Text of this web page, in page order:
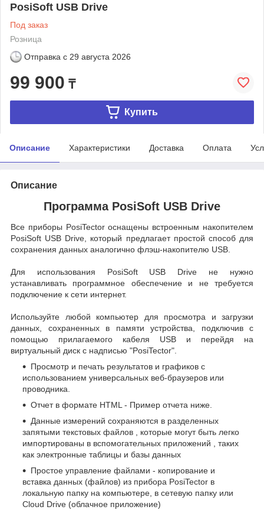
PosiSoft USB Drive
Под заказ
Розница
Отправка с 29 августа 2026
99 900 ₸
Купить
Описание Характеристики Доставка Оплата
Описание
Программа PosiSoft USB Drive
Все приборы PosiTector оснащены встроенным накопителем
PosiSoft USB Drive, который предлагает простой способ для
сохранения данных аналогично флэш-накопителю USB.
Для использования PosiSoft USB Drive не нужно
устанавливать программное обеспечение и не требуется
подключение к сети интернет.
Используйте любой компьютер для просмотра и загрузки
данных, сохраненных в памяти устройства, подключив с
помощью прилагаемого кабеля USB и перейдя на
виртуальный диск с надписью "PosiTector".
Просмотр и печать результатов и графиков с
использованием универсальных веб-браузеров или
проводника.
Отчет в формате HTML - Пример отчета ниже.
Данные измерений сохраняются в разделенных
запятыми текстовых файлов , которые могут быть легко
импортированы в вспомогательных приложений , таких
как электронные таблицы и базы данных
Простое управление файлами - копирование и
вставка данных (файлов) из прибора PosiTector в
локальную папку на компьютере, в сетевую папку или
Cloud Drive (облачное приложение)